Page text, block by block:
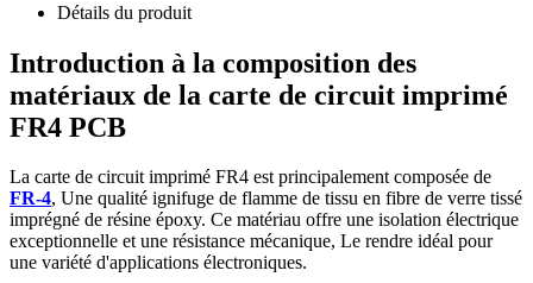
Détails du produit
Introduction à la composition des
matériaux de la carte de circuit imprimé
FR4 PCB
La carte de circuit imprimé FR4 est principalement composée de
FR-4, Une qualité ignifuge de flamme de tissu en fibre de verre tissé
imprégné de résine époxy. Ce matériau offre une isolation électrique
exceptionnelle et une résistance mécanique, Le rendre idéal pour
une variété d'applications électroniques.